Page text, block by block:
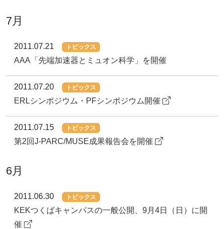
7月
2011.07.21 トピックス
AAA「先端加速器とミュオン科学」を開催
2011.07.20 トピックス
ERLシンポジウム・PFシンポジウム開催
2011.07.15 トピックス
第2回J-PARC/MUSE成果報告会を開催
6月
2011.06.30 トピックス
KEKつくばキャンパスの一般公開、9月4日（日）に開
催